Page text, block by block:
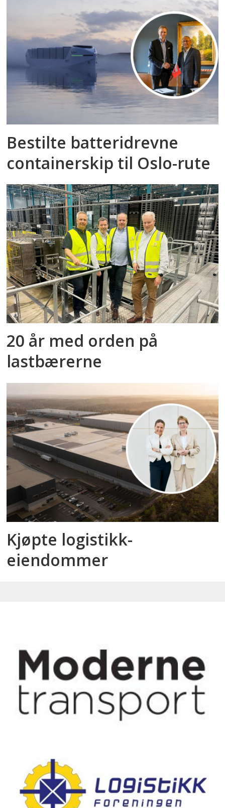
Bestilte batteridrevne
containerskip til Oslo-rute
20 år med orden på
lastbærerne
Kjøpte logistikk­
eiendommer